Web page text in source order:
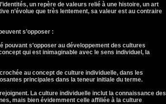
un repère de valeurs relié à une histoire, un art
n’évolue que très lentement, sa valeur est au contraire
s’opposer :
s’opposer au développement des cultures
qui est inimaginable avec le sens individuel, la
au concept de culture individuelle, dans les
principales dans la teneur initiale du terme.
La culture individuelle inclut la connaissance des
mais bien évidemment celle affiliée à la culture